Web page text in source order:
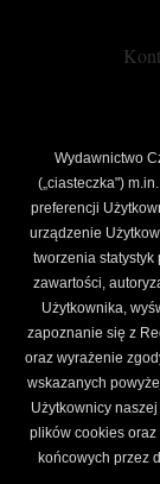
Kup
Facebook
Wydawnictwo
Wydawnictwo
(„ciasteczka")
preferencji
urządzenie
tworzenia
zawartości,
Użytkownika,
zapoznanie się z
oraz wyrażenie
wskazanych
Użytkownicy
plików cookies
końcowych przez